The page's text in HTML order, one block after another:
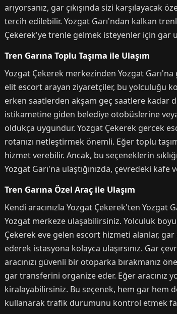
arıyorsanız, gar çıkışında sizi
tercih edilebilir. Yozgat Garı'ndan kalkan
Çekerek'ye trenle gelmek isteyenler için gar
Tren Garına Toplu Taşıma ile Ulaşım
Yozgat Çekerek merkezinden Yozgat
elit escort arayan ziyaretçiler, bu yolculuğu
erken saatlerden akşam geç saatlere kadar
istikametine giden belediye otobüslerine
oldukça uygundur. Yozgat Çekerek gercek
rotanızı netleştirmek önemli. Eğer toplu
hizmet verebilir. Ancak, bu seçeneklerin
Yozgat Garı'na ulaştığınızda, çevredeki
Tren Garına Özel Araç ile Ulaşım
Kendi aracınızla Yozgat Çekerek'ten
Yozgat merkeze ulaşabilirsiniz. Yolculuk
Çekerek eve gelen escort hizmeti alanlar, gar
ederek istasyona kolayca ulaşırsınız. Gar
aracınızı güvenli bir otoparka bırakmanız
gar transferini organize eder. Eğer aracınız
kiralayabilirsiniz. Bu seçenek, hem gar hem
kullanarak trafik durumunu kontrol etmek